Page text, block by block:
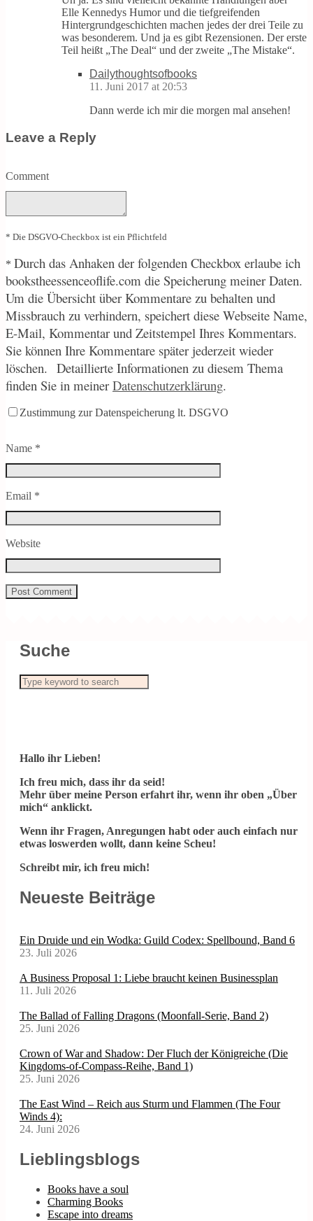
Elle Kennedys Humor und die tiefgreifenden
Hintergrundgeschichten machen jedes der drei Teile zu
was besonderem. Und ja es gibt Rezensionen. Der erste
Teil heißt „The Deal“ und der zweite „The Mistake“.
Dailythoughtsofbooks
11. Juni 2017 at 20:53
Dann werde ich mir die morgen mal ansehen!
Leave a Reply
Comment
* Die DSGVO-Checkbox ist ein Pflichtfeld
* Durch das Anhaken der folgenden Checkbox erlaube ich
bookstheessenceoflife.com die Speicherung meiner Daten.
Um die Übersicht über Kommentare zu behalten und
Missbrauch zu verhindern, speichert diese Webseite Name,
E-Mail, Kommentar und Zeitstempel Ihres Kommentars.
Sie können Ihre Kommentare später jederzeit wieder
löschen. Detaillierte Informationen zu diesem Thema
finden Sie in meiner Datenschutzerklärung.
Zustimmung zur Datenspeicherung lt. DSGVO
Name *
Email *
Website
Suche
Hallo ihr Lieben!
Ich freu mich, dass ihr da seid!
Mehr über meine Person erfahrt ihr, wenn ihr oben „Über
mich“ anklickt.
Wenn ihr Fragen, Anregungen habt oder auch einfach nur
etwas loswerden wollt, dann keine Scheu!
Schreibt mir, ich freu mich!
Neueste Beiträge
Ein Druide und ein Wodka: Guild Codex: Spellbound, Band 6
23. Juli 2026
A Business Proposal 1: Liebe braucht keinen Businessplan
11. Juli 2026
The Ballad of Falling Dragons (Moonfall-Serie, Band 2)
25. Juni 2026
Crown of War and Shadow: Der Fluch der Königreiche (Die
Kingdoms-of-Compass-Reihe, Band 1)
25. Juni 2026
The East Wind – Reich aus Sturm und Flammen (The Four
Winds 4):
24. Juni 2026
Lieblingsblogs
Books have a soul
Charming Books
Escape into dreams